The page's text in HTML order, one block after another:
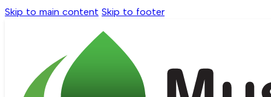
Skip to main content Skip to footer